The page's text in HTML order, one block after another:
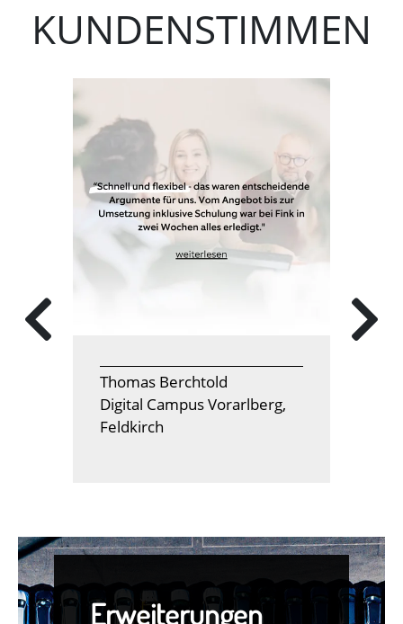
KUNDENSTIMMEN
Thomas Berchtold
Digital Campus Vorarlberg,
Feldkirch
Erweiterungen